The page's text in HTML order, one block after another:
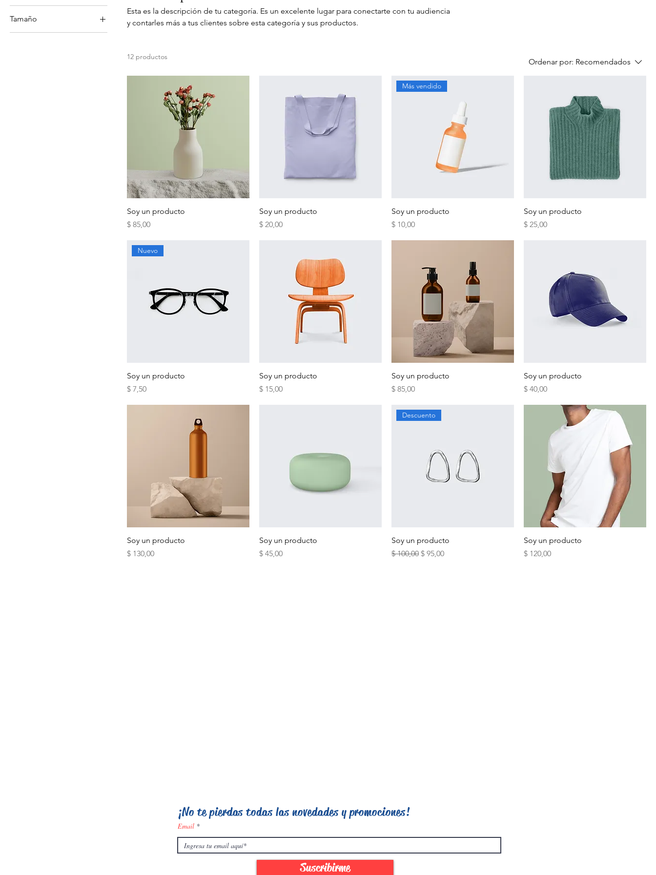
Tamaño
Esta es la descripción de tu categoría. Es un excelente lugar para conectarte con tu audiencia
y contarles más a tus clientes sobre esta categoría y sus productos.
12 productos
Ordenar por: Recomendados
Soy un producto
Precio
$ 85,00
Soy un producto
Precio
$ 20,00
Más vendido
Soy un producto
Precio
$ 10,00
Soy un producto
Precio
$ 25,00
Nuevo
Soy un producto
Precio
$ 7,50
Soy un producto
Precio
$ 15,00
Soy un producto
Precio
$ 85,00
Soy un producto
Precio
$ 40,00
Soy un producto
Precio
$ 130,00
Soy un producto
Precio
$ 45,00
Descuento
Soy un producto
Precio
$ 100,00 Precio de oferta
$ 95,00
Soy un producto
Precio
$ 120,00
¡No te pierdas todas las novedades y promociones!
Email
Suscribirme